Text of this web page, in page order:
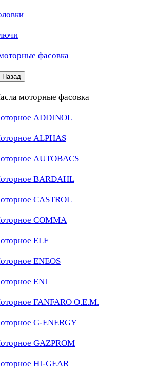
фасовка
Назад
моторные фасовка
ADDINOL
ALPHAS
AUTOBACS
BARDAHL
CASTROL
COMMA
ELF
ENEOS
ENI
FANFARO O.E.M.
G-ENERGY
GAZPROM
HI-GEAR